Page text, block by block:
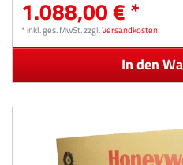
1.088,00 € *
*inkl. ges. MwSt.zzgl.Versandkosten
In den